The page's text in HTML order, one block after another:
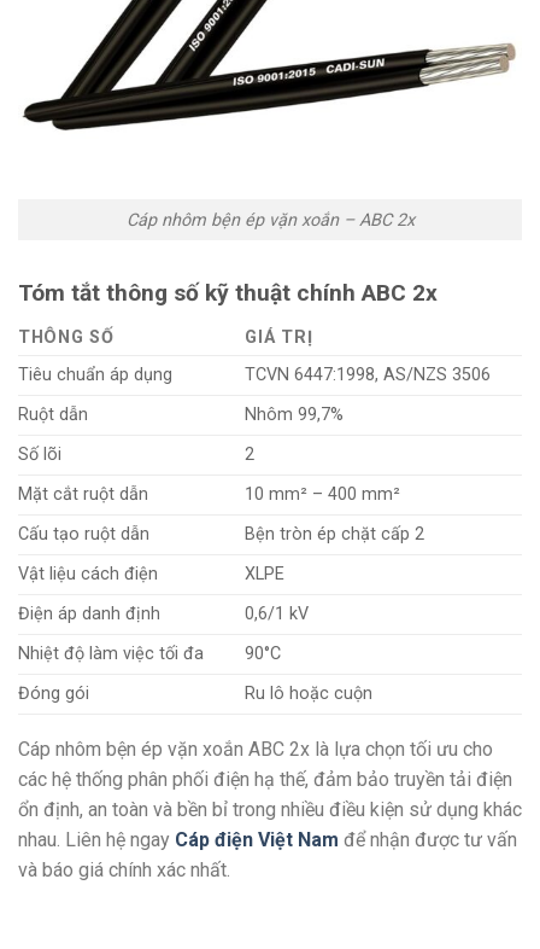
Cáp nhôm bện ép vặn xoắn – ABC 2x
Tóm tắt thông số kỹ thuật chínhABC 2x
THÔNG SỐ
GIÁ TRỊ
Tiêu chuẩn áp dụng
TCVN 6447:1998, AS/NZS 3506
Ruột dẫn
Nhôm 99,7%
Số lõi
2
Mặt cắt ruột dẫn
10 mm² – 400 mm²
Cấu tạo ruột dẫn
Bện tròn ép chặt cấp 2
Vật liệu cách điện
XLPE
Điện áp danh định
0,6/1 kV
Nhiệt độ làm việc tối đa
90°C
Đóng gói
Ru lô hoặc cuộn
Cáp nhôm bện ép vặn xoắn ABC 2x là lựa chọn tối ưu cho
các hệ thống phân phối điện hạ thế, đảm bảo truyền tải điện
ổn định, an toàn và bền bỉ trong nhiều điều kiện sử dụng khác
nhau. Liên hệ ngay Cáp điện Việt Nam để nhận được tư vấn
và báo giá chính xác nhất.